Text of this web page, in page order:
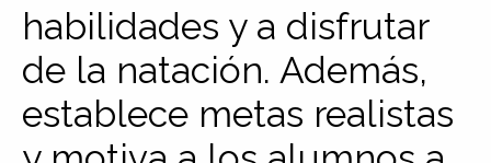
habilidades y a disfrutar
de la natación. Además,
establece metas realistas